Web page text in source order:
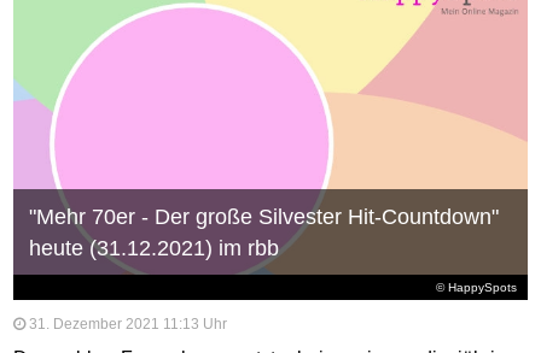
© HappySpots
"Mehr 70er - Der große Silvester Hit-Countdown"
heute (31.12.2021) im rbb
31. Dezember 2021 11:13 Uhr